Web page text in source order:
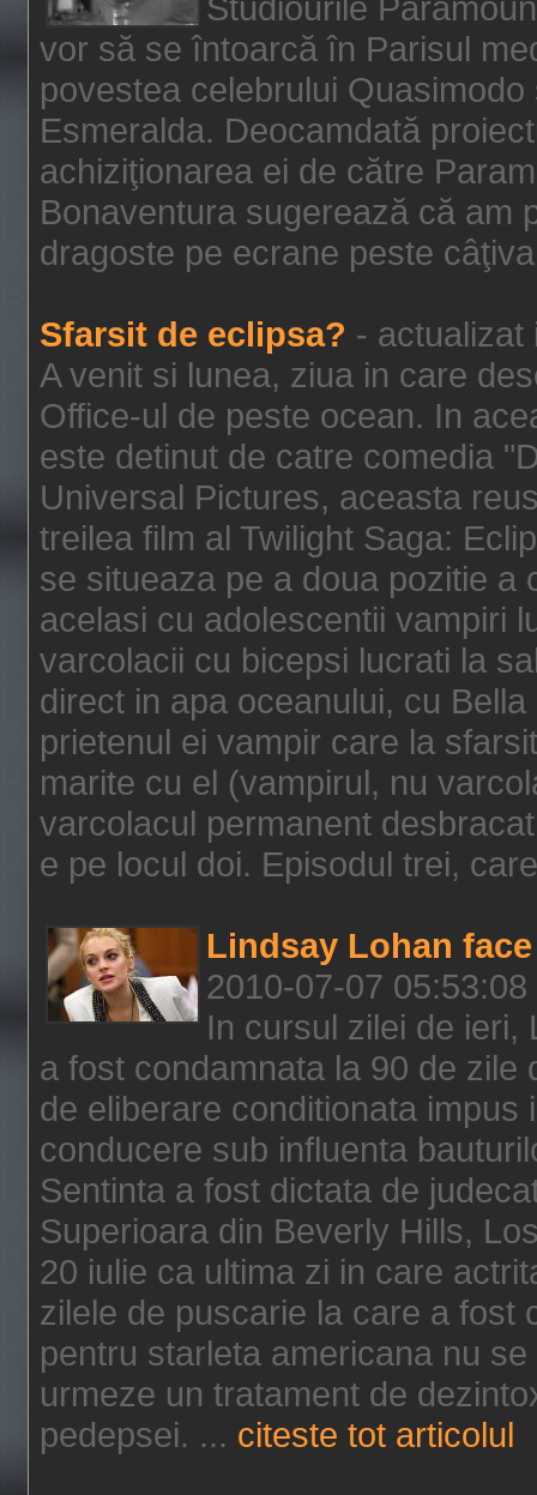
vor să se întoarcă în Parisul
povestea celebrului
Esmeralda. Deocamdată
achiziţionarea ei de către
Bonaventura sugerează că am
dragoste pe ecrane peste
Sfarsit de eclipsa? - actualizat
A venit si lunea, ziua in care
Office-ul de peste ocean. In
este detinut de catre comedia
Universal Pictures, aceasta
treilea film al Twilight Saga:
se situeaza pe a doua pozitie a
acelasi cu adolescentii vampiri
varcolacii cu bicepsi lucrati la
direct in apa oceanului, cu
prietenul ei vampir care la
marite cu el (vampirul, nu
varcolacul permanent
e pe locul doi. Episodul trei,
Lindsay Lohan
2010-07-07 05:53:08
In cursul zilei de ieri,
a fost condamnata la 90 de
de eliberare conditionata
conducere sub influenta
Sentinta a fost dictata de
Superioara din Beverly Hills,
20 iulie ca ultima zi in care
zilele de puscarie la care a fost
pentru starleta americana nu
urmeze un tratament de
pedepsei. ... citeste tot articolul